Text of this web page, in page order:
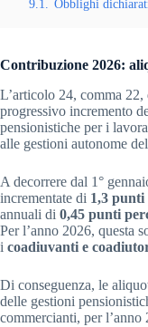
9.1.
Obblighi
Contribuzione 2026:
L’articolo 24, comma 22,
progressivo incremento
pensionistiche per i
alle gestioni autonome
A decorrere dal 1°
incrementate di 1,3
annuali di 0,45 punti
Per l’anno 2026, questa
i coadiuvanti e
Di conseguenza, le
delle gestioni
commercianti, per l’anno